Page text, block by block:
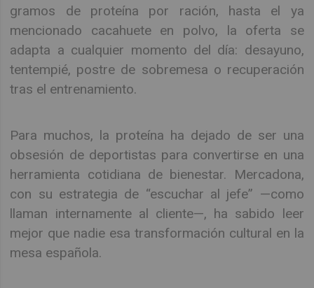
gramos de proteína por ración, hasta el ya
mencionado cacahuete en polvo, la oferta se
adapta a cualquier momento del día: desayuno,
tentempié, postre de sobremesa o recuperación
tras el entrenamiento.
Para muchos, la proteína ha dejado de ser una
obsesión de deportistas para convertirse en una
herramienta cotidiana de bienestar. Mercadona,
con su estrategia de “escuchar al jefe” —como
llaman internamente al cliente—, ha sabido leer
mejor que nadie esa transformación cultural en la
mesa española.